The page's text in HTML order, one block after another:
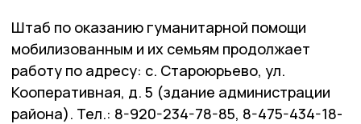
Штаб по оказанию гуманитарной помощи
мобилизованным и их семьям продолжает
работу по адресу: с. Староюрьево, ул.
Кооперативная, д. 5 (здание администрации
района). Тел.: 8-920-234-78-85, 8-475-434-18-